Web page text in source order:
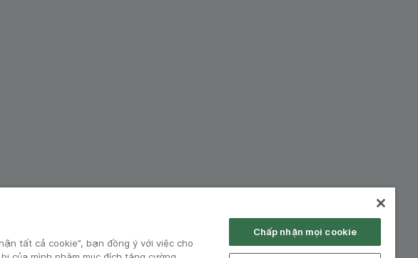
Mã số doanh nghiệp:
tất cả cookie”, bạn đồng ý với việc cho
Chấp nhận mọi cookie